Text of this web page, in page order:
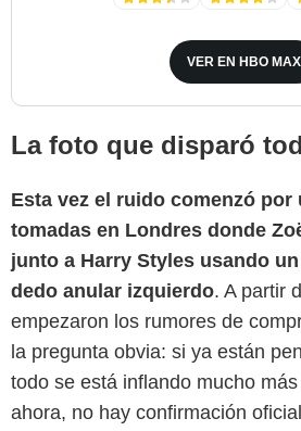
VER EN HBO MAX
La foto que disparó
Esta vez el ruido comenzó por
tomadas en Londres donde
junto a Harry Styles usando
dedo anular izquierdo. A partir
empezaron los rumores de
la pregunta obvia: si ya están
todo se está inflando mucho
ahora, no hay confirmación
TV Azteca